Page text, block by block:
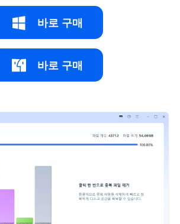
바로 구매
바로 구매